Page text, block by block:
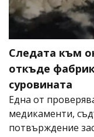
Следата към
откъде
суровината
Една от
медикаменти,
потвърждение